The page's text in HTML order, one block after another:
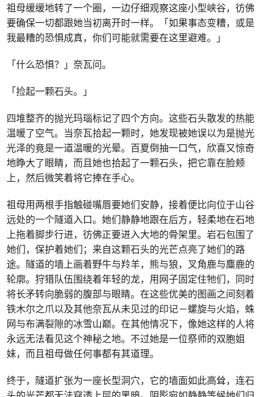
祖母缓缓地转了一个圈，一边仔细观察这座小型峡谷，彷佛
要确保一切都跟她当初离开时一样。「如果事态变糟，或是
我最糟的恐惧成真，你们可能就需要在这里避难。」
「什么恐惧？」奈瓦问。
「捡起一颗石头。」
四堆整齐的抛光玛瑙标记了四个方向。这些石头散发的热能
温暖了空气。当奈瓦拾起一颗时，她发现被她误以为是抛光
光泽的竟是一道温暖的光晕。百夏倒抽一口气，欣喜又惊奇
地睁大了眼睛，而且她也拾起了一颗石头，把它靠在脸颊
上，然后微笑着将它捧在手心。
祖母用两根手指触碰嘴唇要她们安静，接着便比向位于山谷
远处的一个隧道入口。她们静静地跟在后方，轻柔地在石地
上拖着脚步行进，彷佛正要进入大地的骨架里。岩石包围了
她们，保护着她们；来自这颗石头的光芒点亮了她们的路
途。隧道的墙上画着野牛与羚羊，熊与狼，叉角鹿与麋鹿的
轮廓。狩猎队伍围绕着年轻的龙，用网子固定住牠们，同时
将长矛转向脆弱的腹部与眼睛。在这些优美的图画之间刻着
铁木尔之爪以及其他奈瓦从未见过的印记－螺旋与火焰，蛛
网与布满裂隙的冰雪山巅。在其他情况下，像她这样的人将
永远无法看见这个神秘之地。不过她是一位祭师的双胞姐
妹，而且祖母做任何事都有其道理。
终于，隧道扩张为一座长型洞穴，它的墙面如此高耸，连石